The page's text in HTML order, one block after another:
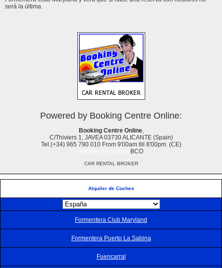
Alquiler de Coches
Formentera Club Maryland
Formentera Puerto La Sabina
Fuencarral
será la última.
Powered by Booking Centre Online:
Booking Centre Online,
C/Thiviers 1, JAVEA 03730 ALICANTE (Spain)
Tel.(+34) 965 790 010 From 9'00am till 8'00pm. (CE)
BCO
CAR RENTAL BROKER